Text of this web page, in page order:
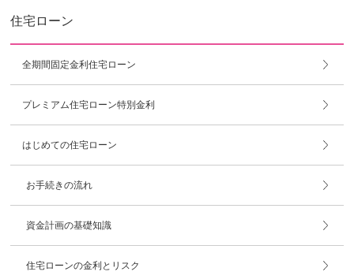
住宅ローン
全期間固定金利住宅ローン
プレミアム住宅ローン特別金利
はじめての住宅ローン
お手続きの流れ
資金計画の基礎知識
住宅ローンの金利とリスク